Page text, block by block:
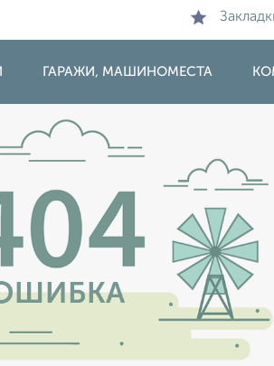
ГАРАЖИ, МАШИНОМЕСТА